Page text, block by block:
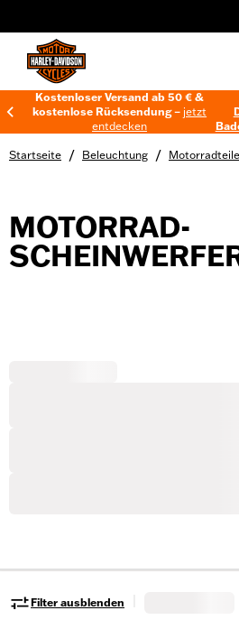
Kostenloser Versand ab 50 € &
kostenlose Rücksendung – jetzt
entdecken
Startseite / Beleuchtung / Motorradteile
MOTORRAD-
Filter ausblenden